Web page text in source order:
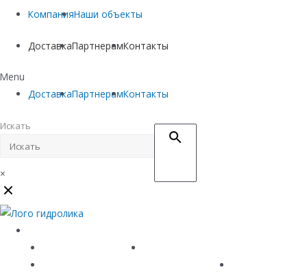
КомпанияНаши объекты
ДоставкаПартнерамКонтакты
Menu
ДоставкаПартнерамКонтакты
Искать
×
Линейный водоотвод
Материалы защиты и укрепления грунта